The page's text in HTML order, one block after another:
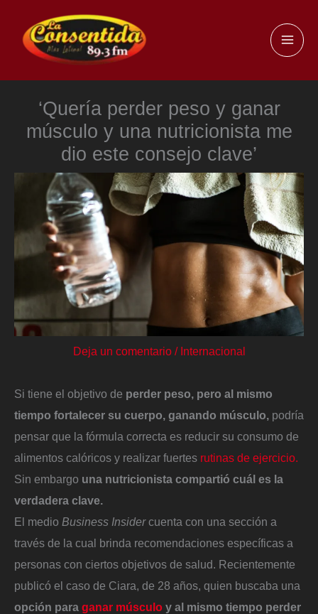
contenido
‘Quería perder peso y ganar
músculo y una nutricionista me
dio este consejo clave’
Deja un comentario / Internacional
Si tiene el objetivo de perder peso, pero al mismo
tiempo fortalecer su cuerpo, ganando músculo, podría
pensar que la fórmula correcta es reducir su consumo de
alimentos calóricos y realizar fuertes rutinas de ejercicio.
Sin embargo una nutricionista compartió cuál es la
verdadera clave.
El medio Business Insidercuenta con una sección a
través de la cual brinda recomendaciones específicas a
personas con ciertos objetivos de salud. Recientemente
publicó el caso de Ciara, de 28 años, quien buscaba una
opción para ganar músculo y al mismo tiempo perder